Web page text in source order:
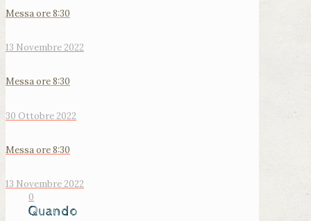
Messa ore 8:30
13 Novembre 2022
Messa ore 8:30
30 Ottobre 2022
Messa ore 8:30
13 Novembre 2022
0
Quando